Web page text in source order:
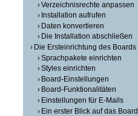
Verzeichnisrechte anpassen
Installation aufrufen
Daten konvertieren
Die Installation abschließen
Die Ersteinrichtung des Boards
Sprachpakete einrichten
Styles einrichten
Board-Einstellungen
Board-Funktionalitäten
Einstellungen für E-Mails
Ein erster Blick auf das Board